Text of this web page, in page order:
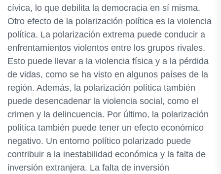
cívica, lo que debilita la democracia en sí misma.
Otro efecto de la polarización política es la violencia
política. La polarización extrema puede conducir a
enfrentamientos violentos entre los grupos rivales.
Esto puede llevar a la violencia física y a la pérdida
de vidas, como se ha visto en algunos países de la
región. Además, la polarización política también
puede desencadenar la violencia social, como el
crimen y la delincuencia. Por último, la polarización
política también puede tener un efecto económico
negativo. Un entorno político polarizado puede
contribuir a la inestabilidad económica y la falta de
inversión extranjera. La falta de inversión